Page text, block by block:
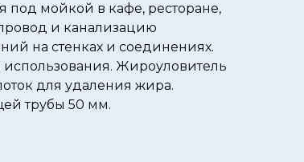
под мойкой в кафе, ресторане,
и канализацию
на стенках и соединениях.
Жироуловитель
для удаления жира.
трубы 50 мм.